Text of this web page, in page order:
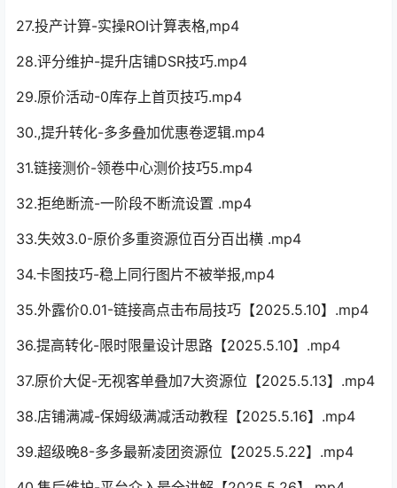
27.投产计算-实操ROI计算表格,mp4
28.评分维护-提升店铺DSR技巧.mp4
29.原价活动-0库存上首页技巧.mp4
30.,提升转化-多多叠加优惠卷逻辑.mp4
31.链接测价-领卷中心测价技巧5.mp4
32.拒绝断流-一阶段不断流设置 .mp4
33.失效3.0-原价多重资源位百分百出横 .mp4
34.卡图技巧-稳上同行图片不被举报,mp4
35.外露价0.01-链接高点击布局技巧【2025.5.10】.mp4
36.提高转化-限时限量设计思路【2025.5.10】.mp4
37.原价大促-无视客单叠加7大资源位【2025.5.13】.mp4
38.店铺满减-保姆级满减活动教程【2025.5.16】.mp4
39.超级晚8-多多最新凌团资源位【2025.5.22】.mp4